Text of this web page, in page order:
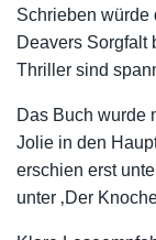
Schrieben würde
Deavers Sorgfalt
Thriller sind
Das Buch wurde
Jolie in den
erschien erst
unter ‚Der